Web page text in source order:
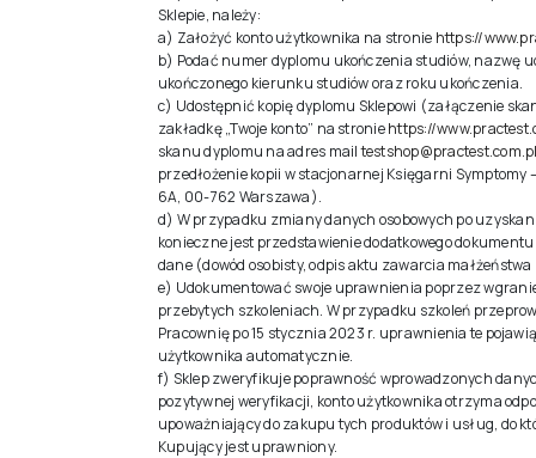
Sklepie, należy:
a) Założyć konto użytkownika na stronie https://
b) Podać numer dyplomu ukończenia studiów, nazwę
ukończonego kierunku studiów oraz roku ukończenia.
c) Udostępnić kopię dyplomu Sklepowi (załączenie
zakładkę „Twoje konto” na stroniehttps://
skanu dyplomu na adres mail
przedłożenie kopii w stacjonarnej Księgarni Symptomy
6A, 00-762 Warszawa).
d) W przypadku zmiany danych osobowych po
konieczne jest przedstawienie dodatkowego
dane (dowód osobisty, odpis aktu zawarcia
e) Udokumentować swoje uprawnienia poprzez
przebytych szkoleniach. W przypadku szkoleń
Pracownię po 15 stycznia 2023 r. uprawnienia te
użytkownika automatycznie.
f) Sklep zweryfikuje poprawność wprowadzonych
pozytywnej weryfikacji, konto użytkownika otrzyma
upoważniający do zakupu tych produktów i usług, do
Kupujący jest uprawniony.